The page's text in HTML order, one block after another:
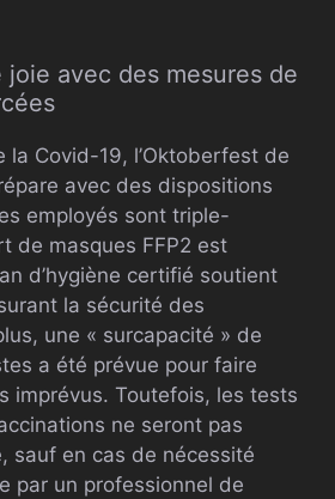
joie avec des mesures de
la Covid-19, l’Oktoberfest de
avec des dispositions
employés sont triple-
de masques FFP2 est
d’hygiène certifié soutient
la sécurité des
une « surcapacité » de
a été prévue pour faire
imprévus. Toutefois, les tests
ne seront pas
sauf en cas de nécessité
par un professionnel de